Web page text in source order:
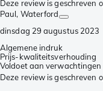
Deze review is geschreven
Paul, Waterford
dinsdag 29 augustus 2023
Algemene indruk
Prijs-kwaliteitsverhouding
Voldoet aan verwachtingen
Deze review is geschreven